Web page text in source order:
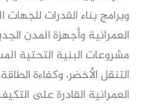
وبرامج بناء القدرات للجهات
العمرانية وأجهزة المدن
مشروعات البنية التحتية
التنقل الأخضر، وكفاءة
العمرانية القادرة على